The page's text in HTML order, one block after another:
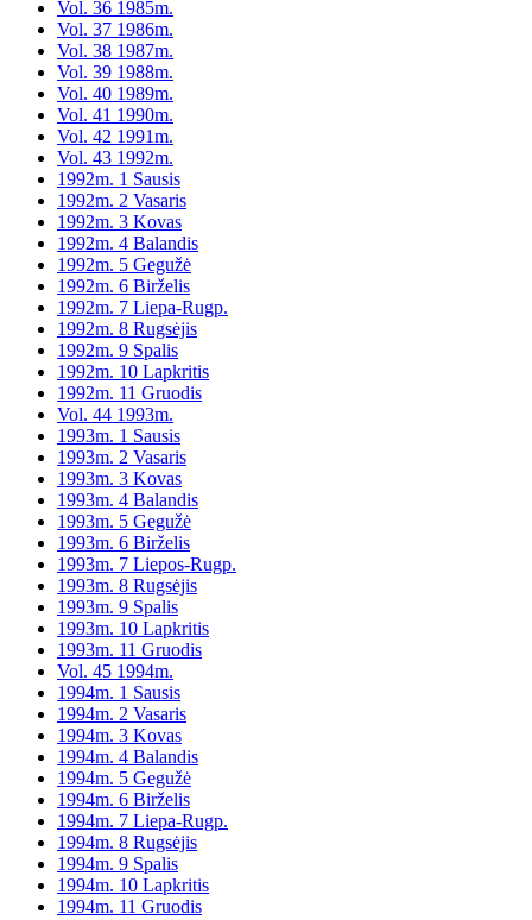
Vol. 36 1985m.
Vol. 37 1986m.
Vol. 38 1987m.
Vol. 39 1988m.
Vol. 40 1989m.
Vol. 41 1990m.
Vol. 42 1991m.
Vol. 43 1992m.
1992m. 1 Sausis
1992m. 2 Vasaris
1992m. 3 Kovas
1992m. 4 Balandis
1992m. 5 Gegužė
1992m. 6 Birželis
1992m. 7 Liepa-Rugp.
1992m. 8 Rugsėjis
1992m. 9 Spalis
1992m. 10 Lapkritis
1992m. 11 Gruodis
Vol. 44 1993m.
1993m. 1 Sausis
1993m. 2 Vasaris
1993m. 3 Kovas
1993m. 4 Balandis
1993m. 5 Gegužė
1993m. 6 Birželis
1993m. 7 Liepos-Rugp.
1993m. 8 Rugsėjis
1993m. 9 Spalis
1993m. 10 Lapkritis
1993m. 11 Gruodis
Vol. 45 1994m.
1994m. 1 Sausis
1994m. 2 Vasaris
1994m. 3 Kovas
1994m. 4 Balandis
1994m. 5 Gegužė
1994m. 6 Birželis
1994m. 7 Liepa-Rugp.
1994m. 8 Rugsėjis
1994m. 9 Spalis
1994m. 10 Lapkritis
1994m. 11 Gruodis